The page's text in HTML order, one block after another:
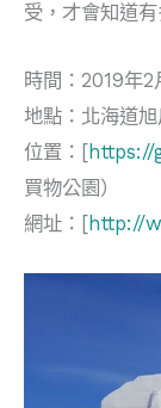
受，才會知道有
時間：2019年2
地點：北海道
位置：[https://
買物公園）
網址：[http://